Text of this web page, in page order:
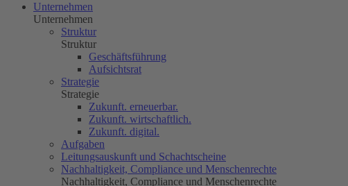
Unternehmen
Unternehmen
Struktur
Struktur
Geschäftsführung
Aufsichtsrat
Strategie
Strategie
Zukunft. erneuerbar.
Zukunft. wirtschaftlich.
Zukunft. digital.
Aufgaben
Leitungsauskunft und Schachtscheine
Nachhaltigkeit, Compliance und Menschenrechte
Nachhaltigkeit, Compliance und Menschenrechte